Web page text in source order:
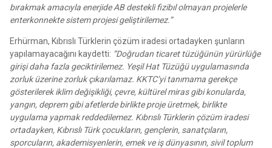
bırakmak amacıyla enerjide AB destekli fizibıl olmayan projelerle
enterkonnekte sistem projesi geliştirilemez.”
Erhürman, Kıbrıslı Türklerin çözüm iradesi ortadayken şunların
yapılamayacağını kaydetti: “Doğrudan ticaret tüzüğünün yürürlüğe
girişi daha fazla geciktirilemez. Yeşil Hat Tüzüğü uygulamasında
zorluk üzerine zorluk çıkarılamaz. KKTC’yi tanımama gerekçe
gösterilerek iklim değişikliği, çevre, kültürel miras gibi konularda,
yangın, deprem gibi afetlerde birlikte proje üretmek, birlikte
uygulama yapmak reddedilemez. Kıbrıslı Türklerin çözüm iradesi
ortadayken, Kıbrıslı Türk çocukların, gençlerin, sanatçıların,
sporcuların, akademisyenlerin, emek ve iş dünyasının, sivil toplum